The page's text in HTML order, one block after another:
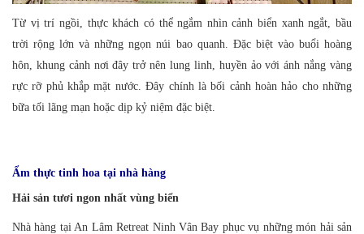
Từ vị trí ngồi, thực khách có thể ngắm nhìn cảnh biển xanh ngắt, bầu
trời rộng lớn và những ngọn núi bao quanh. Đặc biệt vào buổi hoàng
hôn, khung cảnh nơi đây trở nên lung linh, huyền ảo với ánh nắng vàng
rực rỡ phủ khắp mặt nước. Đây chính là bối cảnh hoàn hảo cho những
bữa tối lãng mạn hoặc dịp kỷ niệm đặc biệt.
Ẩm thực tinh hoa tại nhà hàng
Hải sản tươi ngon nhất vùng biển
Nhà hàng tại An Lâm Retreat Ninh Vân Bay phục vụ những món hải sản